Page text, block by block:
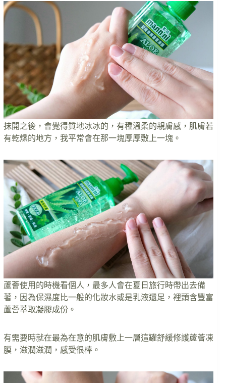
抹開之後，會覺得質地冰冰的，有種溫柔的親膚感，肌膚若
有乾燥的地方，我平常會在那一塊厚厚敷上一塊。
蘆薈使用的時機看個人，最多人會在夏日旅行時帶出去備
著，因為保濕度比一般的化妝水或是乳液還足，裡頭含豐富
蘆薈萃取凝膠成份。
有需要時就在最為在意的肌膚敷上一層這罐舒緩修護蘆薈凍
膜，滋潤滋潤，感受很棒。